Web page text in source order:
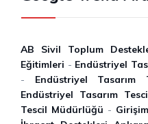
AB Sivil Toplum
Eğitimleri - Endüstriyel
- Endüstriyel
Endüstriyel Tasarım
Tescil Müdürlüğü -